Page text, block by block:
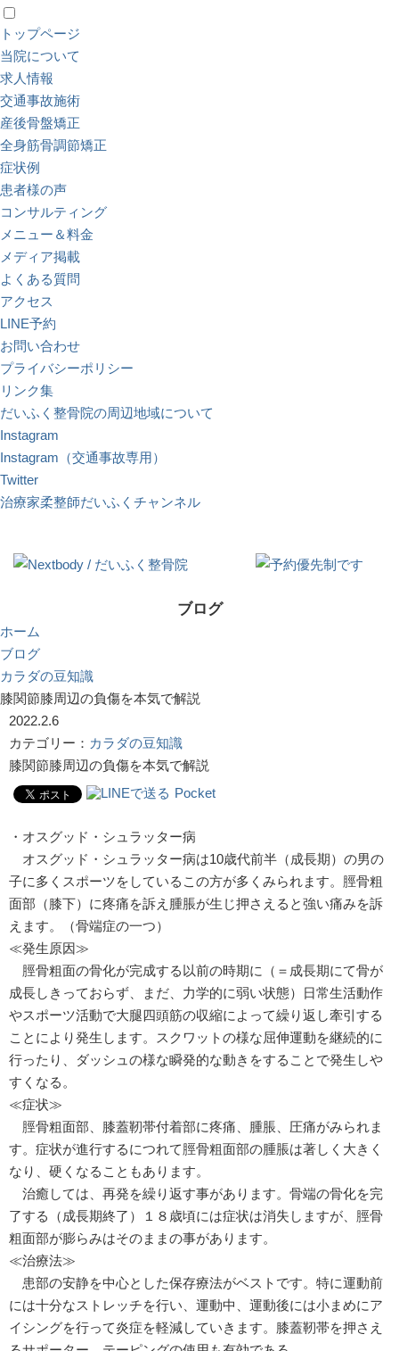
トップページ
当院について
求人情報
交通事故施術
産後骨盤矯正
全身筋骨調節矯正
症状例
患者様の声
コンサルティング
メニュー＆料金
メディア掲載
よくある質問
アクセス
LINE予約
お問い合わせ
プライバシーポリシー
リンク集
だいふく整骨院の周辺地域について
Instagram
Instagram（交通事故専用）
Twitter
治療家柔整師だいふくチャンネル
ブログ
ホーム
ブログ
カラダの豆知識
膝関節膝周辺の負傷を本気で解説
2022.2.6
カテゴリー： カラダの豆知識
膝関節膝周辺の負傷を本気で解説
Pocket
・オスグッド・シュラッター病
オスグッド・シュラッター病は10歳代前半（成長期）の男の
子に多くスポーツをしているこの方が多くみられます。脛骨粗
面部（膝下）に疼痛を訴え腫脹が生じ押さえると強い痛みを訴
えます。（骨端症の一つ）
≪発生原因≫
脛骨粗面の骨化が完成する以前の時期に（＝成長期にて骨が
成長しきっておらず、まだ、力学的に弱い状態）日常生活動作
やスポーツ活動で大腿四頭筋の収縮によって繰り返し牽引する
ことにより発生します。スクワットの様な屈伸運動を継続的に
行ったり、ダッシュの様な瞬発的な動きをすることで発生しや
すくなる。
≪症状≫
脛骨粗面部、膝蓋靭帯付着部に疼痛、腫脹、圧痛がみられま
す。症状が進行するにつれて脛骨粗面部の腫脹は著しく大きく
なり、硬くなることもあります。
治癒しては、再発を繰り返す事があります。骨端の骨化を完
了する（成長期終了）１８歳頃には症状は消失しますが、脛骨
粗面部が膨らみはそのままの事があります。
≪治療法≫
患部の安静を中心とした保存療法がベストです。特に運動前
には十分なストレッチを行い、運動中、運動後には小まめにア
イシングを行って炎症を軽減していきます。膝蓋靭帯を押さえ